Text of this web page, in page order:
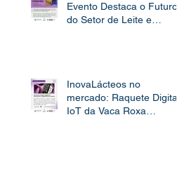
Evento Destaca o Futuro
do Setor de Leite e
InovaLácteos no
mercado: Raquete Digital
IoT da Vaca Roxa